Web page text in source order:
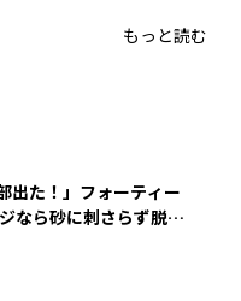
もっと読む
出た！」フォーティー
なら砂に刺さらず脱出